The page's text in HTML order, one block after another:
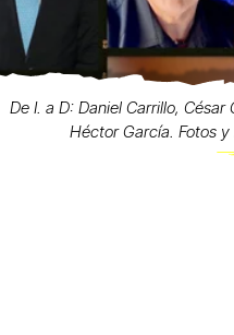
De I. a D: Daniel Carrillo,
Héctor García. Fotos